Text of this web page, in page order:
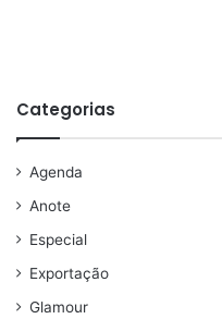
Categorias
Agenda
Anote
Especial
Exportação
Glamour